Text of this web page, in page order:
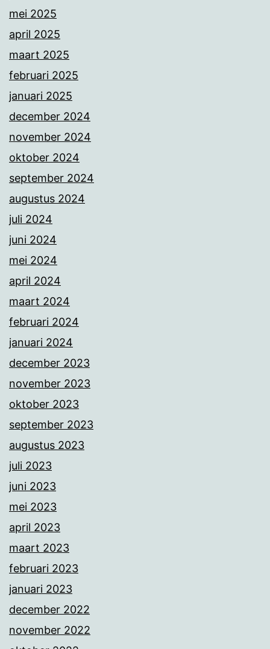
mei 2025
april 2025
maart 2025
februari 2025
januari 2025
december 2024
november 2024
oktober 2024
september 2024
augustus 2024
juli 2024
juni 2024
mei 2024
april 2024
maart 2024
februari 2024
januari 2024
december 2023
november 2023
oktober 2023
september 2023
augustus 2023
juli 2023
juni 2023
mei 2023
april 2023
maart 2023
februari 2023
januari 2023
december 2022
november 2022